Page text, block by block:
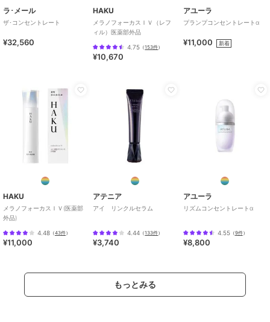
ラ･メール
ザ･コンセントレート
¥32,560
HAKU
メラノフォーカスＩＶ（レフ
ィル）医薬部外品
4.75 （153件）
¥10,670
アユーラ
プランプコンセントレートα
¥11,000 新着
HAKU
メラノフォーカスＩＶ(医薬部
外品)
4.48 （43件）
¥11,000
アテニア
アイ リンクルセラム
4.44 （133件）
¥3,740
アユーラ
リズムコンセントレートα
4.55（9件）
¥8,800
もっとみる